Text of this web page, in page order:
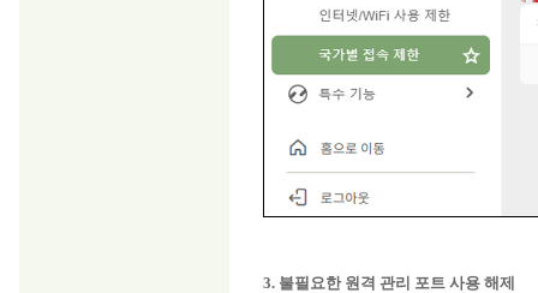
3. 불필요한 원격 관리 포트 사용 해제